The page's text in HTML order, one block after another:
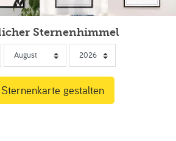
Sternenhimmel